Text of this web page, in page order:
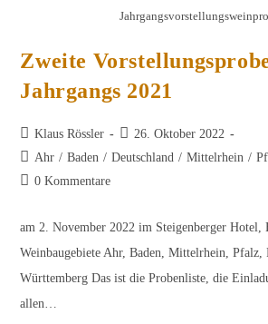
Württemberg
Zweite
Jahrgangs 2021
Beitrags-
Autor:
Klaus Rössler
Beitrag
veröffentlicht:
26. Oktober 2022
Beitrags-
Kategorie:
Ahr / Baden / Deutschland / Mittelrhein /
Beitrags-
0 Kommentare
am 2. November 2022 im Steigenberger Hotel,
Weinbaugebiete Ahr, Baden, Mittelrhein, Pfalz,
Württemberg Das ist die Probenliste, die
allen…